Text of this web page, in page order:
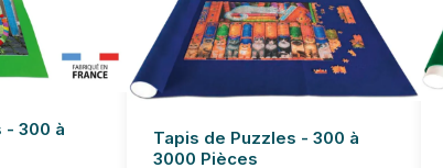
- 300 à
Tapis de Puzzles - 300 à
3000 Pièces